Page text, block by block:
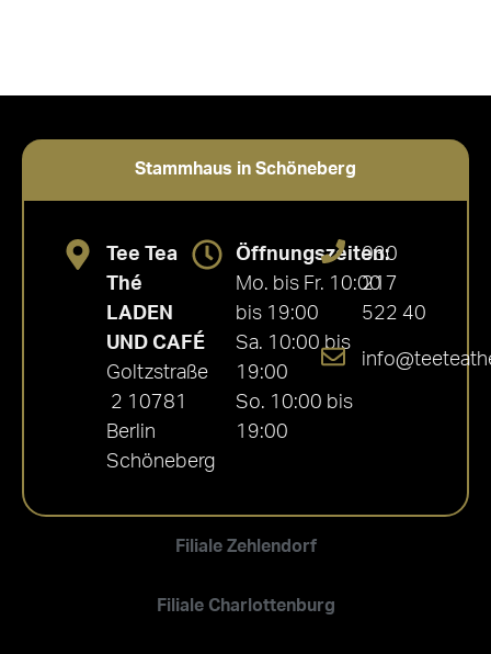
Stammhaus in Schöneberg
Filiale Zehlendorf
Filiale Charlottenburg
Tee Tea
Thé
LADEN
UND CAFÉ
Goltzstraße
2 10781
Berlin
Schöneberg
Öffnungszeiten:
Mo. bis Fr. 10:00
bis 19:00
Sa. 10:00 bis
19:00
So. 10:00 bis
19:00
030
217
522 40